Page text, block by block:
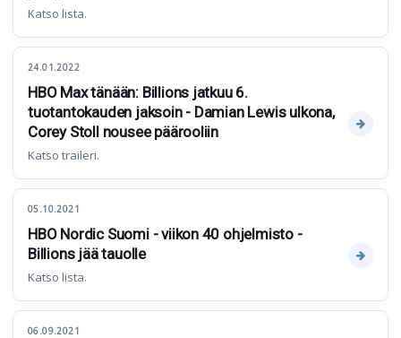
Katso lista.
24.01.2022
HBO Max tänään: Billions jatkuu 6.
tuotantokauden jaksoin - Damian Lewis ulkona,
Corey Stoll nousee päärooliin
Katso traileri.
05.10.2021
HBO Nordic Suomi - viikon 40 ohjelmisto -
Billions jää tauolle
Katso lista.
06.09.2021